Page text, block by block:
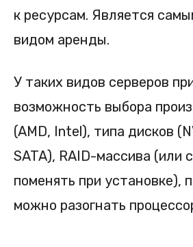
к ресурсам. Является
видом аренды.
У таких видов серверов
возможность выбора
(AMD, Intel), типа дисков
SATA), RAID-массива (или
поменять при установке),
можно разогнать